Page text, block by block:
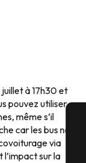
à 17h30 et
pouvez utiliser
même s’il
car les bus ne
via
sur la